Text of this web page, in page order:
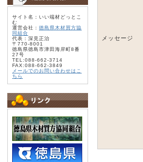
サイト名：いい端材どっとこ
む
運営会社： 徳島県木材買方協
同組合
代表：深見正治
〒770-8001
徳島県徳島市津田海岸町8番
27号
TEL:088-662-3714
FAX:088-662-3849
メールでのお問い合わせはこ
ちら
メッセージ